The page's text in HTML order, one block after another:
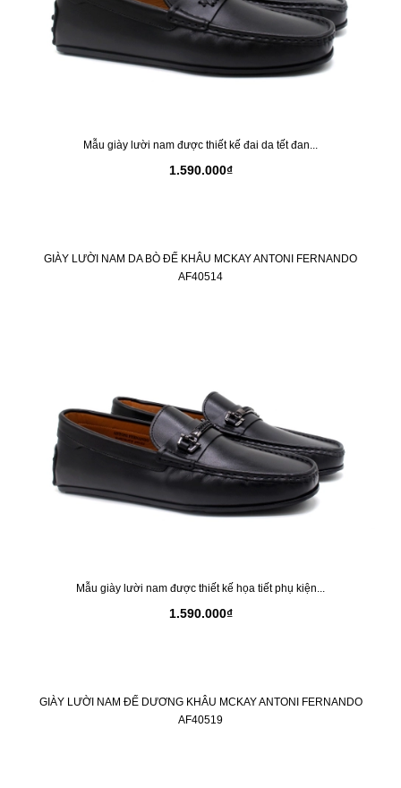
Mẫu giày lười nam được thiết kế đai da tết đan...
1.590.000₫
GIÀY LƯỜI NAM DA BÒ ĐẾ KHÂU MCKAY ANTONI FERNANDO
AF40514
Mẫu giày lười nam được thiết kế họa tiết phụ kiện...
1.590.000₫
GIÀY LƯỜI NAM ĐẾ DƯƠNG KHÂU MCKAY ANTONI FERNANDO
AF40519